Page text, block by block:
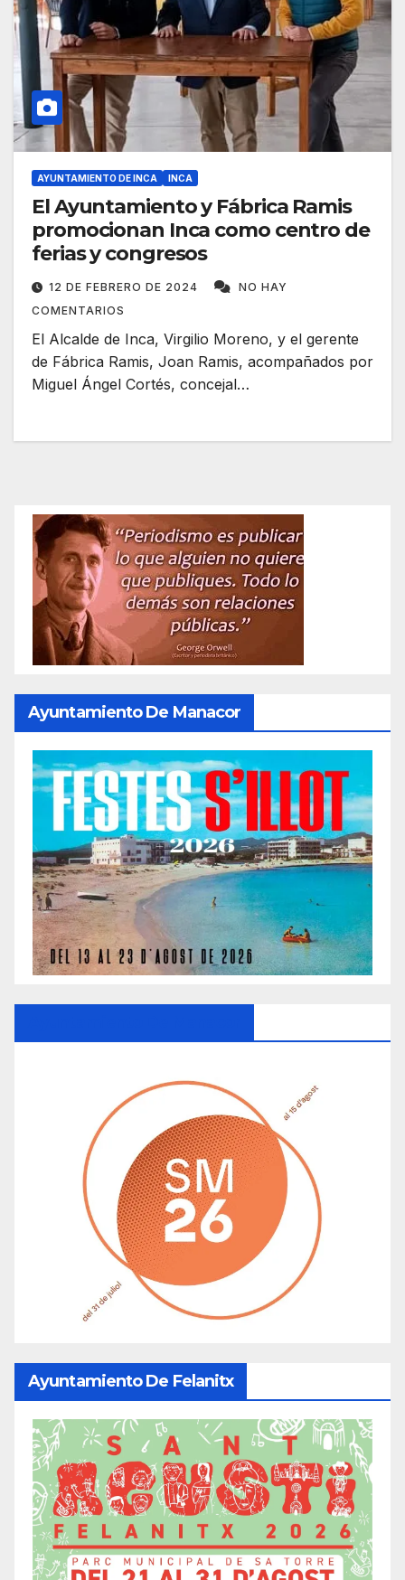
AYUNTAMIENTO DE INCA INCA
El Ayuntamiento y Fábrica Ramis
promocionan Inca como centro de
ferias y congresos
12 DE FEBRERO DE 2024
NO HAY
COMENTARIOS
El Alcalde de Inca, Virgilio Moreno, y el gerente
de Fábrica Ramis, Joan Ramis, acompañados por
Miguel Ángel Cortés, concejal…
Ayuntamiento De Manacor
Ayuntamiento De Felanitx